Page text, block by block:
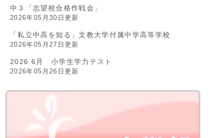
中３「志望校合格作戦会」
2026年05月30日更新
「私立中高を知る」文教大学付属中学高等学校
2026年05月27日更新
2026.6月 小学生学力テスト
2026年05月26日更新